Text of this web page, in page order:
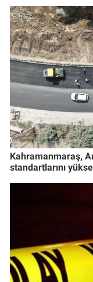
Kahramanmaraş,
standartlarını